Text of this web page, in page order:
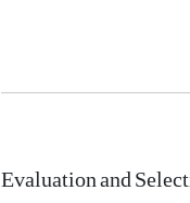
Evaluation and